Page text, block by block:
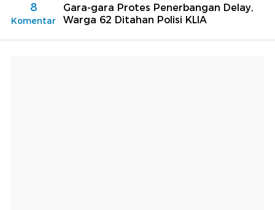
8
Komentar
Gara-gara Protes Penerbangan Delay,
Warga 62 Ditahan Polisi KLIA